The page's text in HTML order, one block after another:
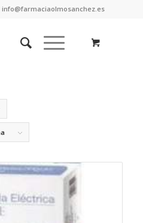
info@farmaciaolmosanchez.es